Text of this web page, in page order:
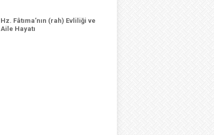
Hz. Fâtıma’nın (rah) Evliliği ve
Aile Hayatı